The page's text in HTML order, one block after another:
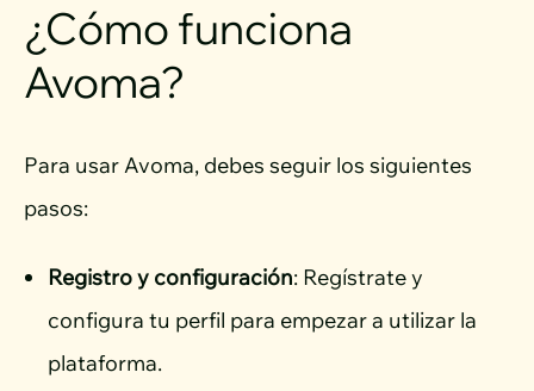
¿Cómo funciona
Avoma?
Para usar Avoma, debes seguir los siguientes
pasos:
Registro y configuración: Regístrate y
configura tu perfil para empezar a utilizar la
plataforma.